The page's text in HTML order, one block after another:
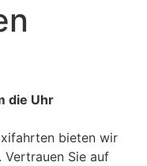
die Uhr
bieten wir
Sie auf